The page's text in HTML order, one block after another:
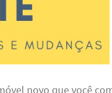
novo que você